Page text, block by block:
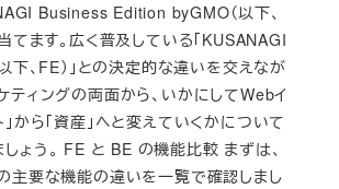
Business Edition byGMO（以下、
てます。広く普及している「KUSANAGI
下、FE）」との決定的な違いを交えなが
ティングの両面から、いかにしてWebイ
」から「資産」へと変えていくかについて
ょう。 FE と BE の機能比較 まずは、
主要な機能の違いを一覧で確認しまし